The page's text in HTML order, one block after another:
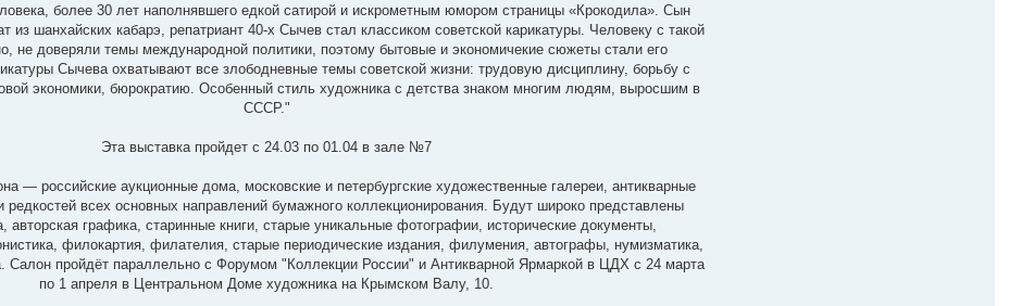
более 30 лет наполнявшего едкой сатирой и искрометным юмором страницы «Крокодила». Сын
из шанхайских кабарэ, репатриант 40-х Сычев стал классиком советской карикатуры. Человеку с такой
не доверяли темы международной политики, поэтому бытовые и экономичекие сюжеты стали его
Сычева охватывают все злободневные темы советской жизни: трудовую дисциплину, борьбу с
экономики, бюрократию. Особенный стиль художника с детства знаком многим людям, выросшим в
СССР."
Эта выставка пройдет с 24.03 по 01.04 в зале №7
— российские аукционные дома, московские и петербургские художественные галереи, антикварные
редкостей всех основных направлений бумажного коллекционирования. Будут широко представлены
авторская графика, старинные книги, старые уникальные фотографии, исторические документы,
филокартия, филателия, старые периодические издания, филумения, автографы, нумизматика,
Салон пройдёт параллельно с Форумом "Коллекции России" и Антикварной Ярмаркой в ЦДХ с 24 марта
по 1 апреля в Центральном Доме художника на Крымском Валу, 10.